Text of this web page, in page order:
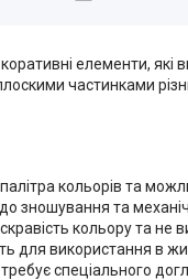
елементи, які
частинками
кольорів та
зношування та
кольору та не
для використання в
спеціального